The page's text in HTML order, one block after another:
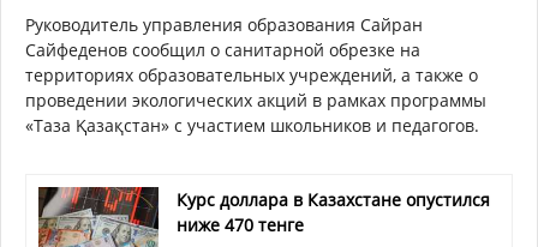
Руководитель управления образования Сайран
Сайфеденов сообщил о санитарной обрезке на
территориях образовательных учреждений, а также о
проведении экологических акций в рамках программы
«Таза Қазақстан» с участием школьников и педагогов.
Курс доллара в Казахстане опустился
ниже 470 тенге